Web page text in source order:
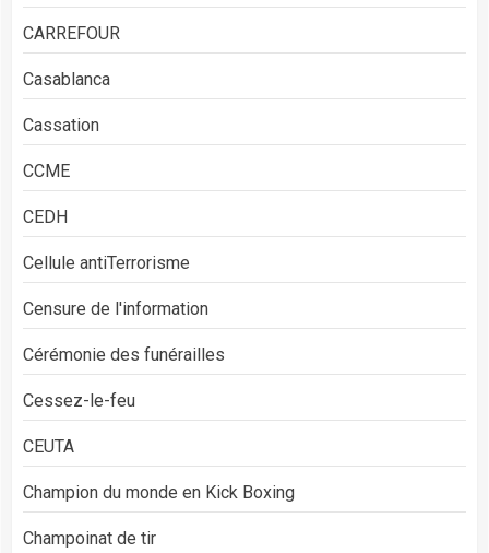
CARREFOUR
Casablanca
Cassation
CCME
CEDH
Cellule antiTerrorisme
Censure de l'information
Cérémonie des funérailles
Cessez-le-feu
CEUTA
Champion du monde en Kick Boxing
Champoinat de tir